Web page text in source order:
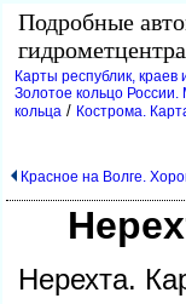
Подробные
Карты республик,
Золотое кольцо
кольца / Кострома.
Красное на Волге.
Нерехта.